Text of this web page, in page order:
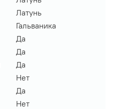
Латунь
Гальваника
Да
Да
Да
Нет
Да
Нет